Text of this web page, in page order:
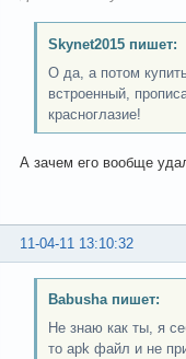
Skynet2015 пишет:
О да, а потом
встроенный,
красноглазие!
А зачем его вообще
11-04-11 13:10:32
Babusha пишет:
Не знаю как ты, я
то apk файл и не